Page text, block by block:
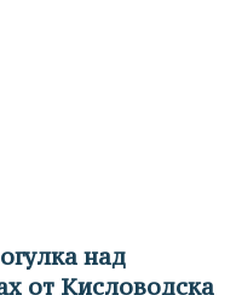
от Кисловодска